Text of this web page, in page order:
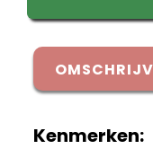
Kenmerken: